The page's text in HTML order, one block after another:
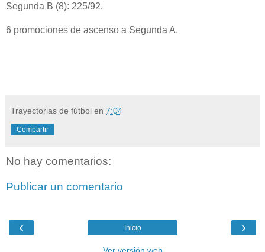
Segunda B (8): 225/92.
6 promociones de ascenso a Segunda A.
Trayectorias de fútbol en 7:04
Compartir
No hay comentarios:
Publicar un comentario
‹ ›
Inicio
Ver versión web